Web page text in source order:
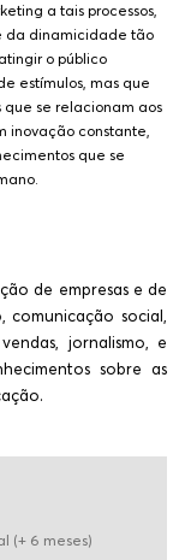
a tais processos,
da dinamicidade tão
o público
estímulos, mas que
se relacionam aos
inovação constante,
que se
de empresas e de
social,
jornalismo, e
sobre as
(+ 6 meses)